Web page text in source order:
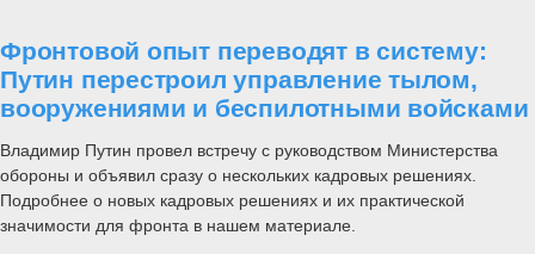
Фронтовой опыт переводят в систему:
Путин перестроил управление тылом,
вооружениями и беспилотными войсками
Владимир Путин провел встречу с руководством Министерства
обороны и объявил сразу о нескольких кадровых решениях.
Подробнее о новых кадровых решениях и их практической
значимости для фронта в нашем материале.